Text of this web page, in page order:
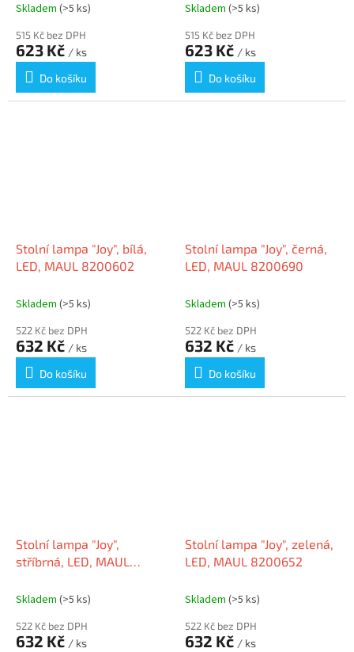
Skladem (>5 ks)
515 Kč bez DPH
623 Kč / ks
Do košíku
Skladem (>5 ks)
515 Kč bez DPH
623 Kč / ks
Do košíku
Stolní lampa "Joy", bílá,
LED, MAUL 8200602
Skladem (>5 ks)
522 Kč bez DPH
632 Kč / ks
Do košíku
Stolní lampa "Joy", černá,
LED, MAUL 8200690
Skladem (>5 ks)
522 Kč bez DPH
632 Kč / ks
Do košíku
Stolní lampa "Joy",
stříbrná, LED, MAUL
Skladem (>5 ks)
522 Kč bez DPH
632 Kč / ks
Stolní lampa "Joy", zelená,
LED, MAUL 8200652
Skladem (>5 ks)
522 Kč bez DPH
632 Kč / ks